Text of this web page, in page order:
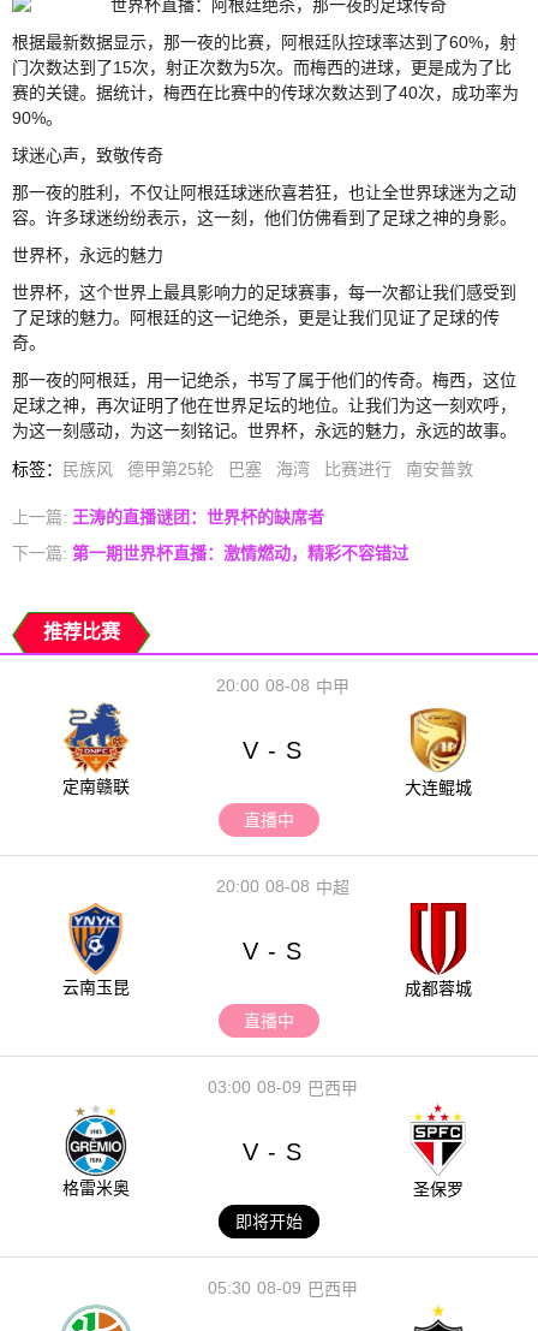
根据最新数据显示，那一夜的比赛，阿根廷队控球率达到了60%，射
门次数达到了15次，射正次数为5次。而梅西的进球，更是成为了比
赛的关键。据统计，梅西在比赛中的传球次数达到了40次，成功率为
90%。
球迷心声，致敬传奇
那一夜的胜利，不仅让阿根廷球迷欣喜若狂，也让全世界球迷为之动
容。许多球迷纷纷表示，这一刻，他们仿佛看到了足球之神的身影。
世界杯，永远的魅力
世界杯，这个世界上最具影响力的足球赛事，每一次都让我们感受到
了足球的魅力。阿根廷的这一记绝杀，更是让我们见证了足球的传
奇。
那一夜的阿根廷，用一记绝杀，书写了属于他们的传奇。梅西，这位
足球之神，再次证明了他在世界足坛的地位。让我们为这一刻欢呼，
为这一刻感动，为这一刻铭记。世界杯，永远的魅力，永远的故事。
标签： 民族风 德甲第25轮 巴塞 海湾 比赛进行 南安普敦
上一篇: 王涛的直播谜团：世界杯的缺席者
下一篇: 第一期世界杯直播：激情燃动，精彩不容错过
推荐比赛
08-08
20:00 中甲
定南赣联
V - S
大连鲲城
直播中
08-08
20:00 中超
云南玉昆
V - S
成都蓉城
直播中
08-09
03:00 巴西甲
格雷米奥
V - S
圣保罗
即将开始
08-09
05:30 巴西甲